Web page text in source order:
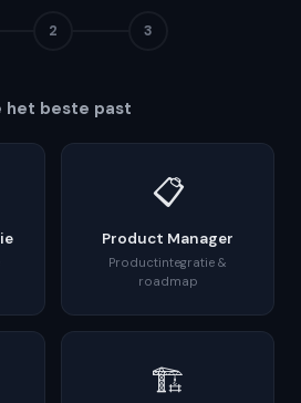
2 3
het beste past
📋
Product Manager
Productintegratie &
roadmap
🏗️